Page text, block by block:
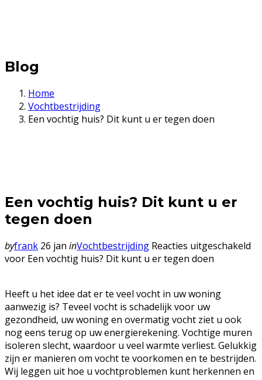
Blog
Home
Vochtbestrijding
Een vochtig huis? Dit kunt u er tegen doen
Een vochtig huis? Dit kunt u er
tegen doen
byfrank 26 jan inVochtbestrijding Reacties uitgeschakeld
voor Een vochtig huis? Dit kunt u er tegen doen
Heeft u het idee dat er te veel vocht in uw woning
aanwezig is? Teveel vocht is schadelijk voor uw
gezondheid, uw woning en overmatig vocht ziet u ook
nog eens terug op uw energierekening. Vochtige muren
isoleren slecht, waardoor u veel warmte verliest. Gelukkig
zijn er manieren om vocht te voorkomen en te bestrijden.
Wij leggen uit hoe u vochtproblemen kunt herkennen en